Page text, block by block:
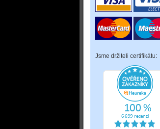
Jsme držiteli certifikátu: